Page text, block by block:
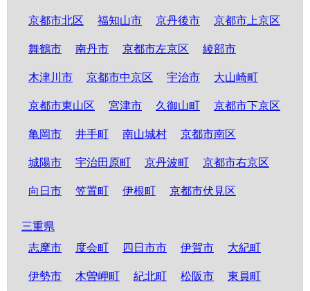
京都市北区 福知山市 京丹後市 京都市上京区
舞鶴市 南丹市 京都市左京区 綾部市
木津川市 京都市中京区 宇治市 大山崎町
京都市東山区 宮津市 久御山町 京都市下京区
亀岡市 井手町 南山城村 京都市南区
城陽市 宇治田原町 京丹波町 京都市右京区
向日市 笠置町 伊根町 京都市伏見区
三重県
志摩市
度会町 四日市市 伊賀市 大紀町
伊勢市 木曽岬町 紀北町 松阪市 東員町